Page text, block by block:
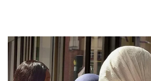
1000 Bruxelles
Tel. +32 (0)2 289 70 50
E-mail : info@cbai.be
E-mail comptabilité :
facturation@cbai.be
N° d’entreprise : 421.019.095